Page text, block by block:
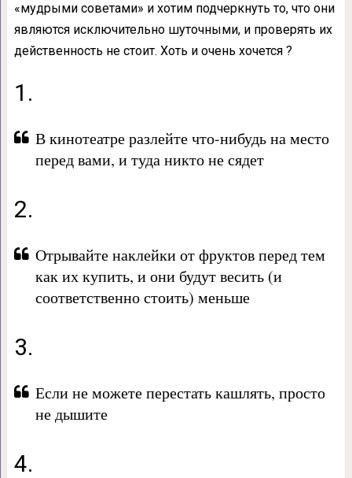
«мудрыми советами» и хотим подчеркнуть то, что они
являются исключительно шуточными, и проверять их
действенность не стоит. Хоть и очень хочется ?
1.
В кинотеатре разлейте что-нибудь на место
перед вами, и туда никто не сядет
2.
Отрывайте наклейки от фруктов перед тем
как их купить, и они будут весить (и
соответственно стоить) меньше
3.
Если не можете перестать кашлять, просто
не дышите
4.